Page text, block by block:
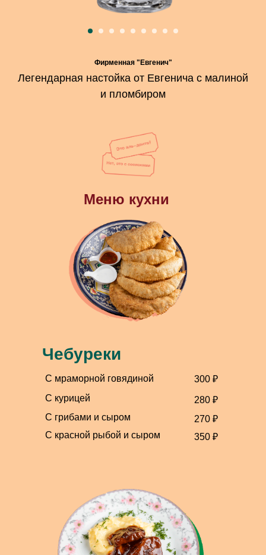
Фирменная "Евгенич"
Легендарная настойка от Евгенича с малиной
и пломбиром
Чебуреки
С мраморной говядиной
300 ₽
С курицей
280 ₽
С грибами и сыром
270 ₽
С красной рыбой и сыром
350 ₽
Меню кухни